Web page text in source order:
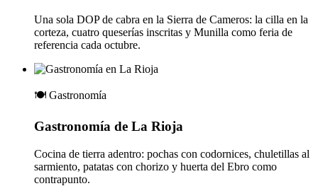
Una sola DOP de cabra en la Sierra de Cameros: la cilla en la
corteza, cuatro queserías inscritas y Munilla como feria de
referencia cada octubre.
🍽️ Gastronomía
Gastronomía de La Rioja
Cocina de tierra adentro: pochas con codornices, chuletillas al
sarmiento, patatas con chorizo y huerta del Ebro como
contrapunto.